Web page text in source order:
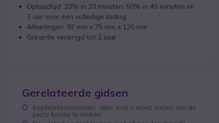
Oplaadtijd: 20% in 20 minuten; 50% in 45 minuten en
3 uur voor een volledige lading
Afmetingen: 97 mm x 75 mm x 120 mm
Garantie verlengd tot 2 jaar
Gerelateerde gidsen
Koptelefoonvormen: alles wat u moet weten om de
juiste keuze te maken